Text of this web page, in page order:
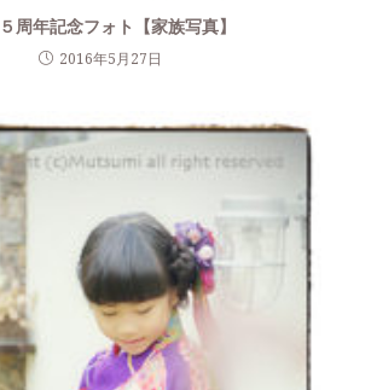
周年記念フォト【家族写真】
2016年5月27日